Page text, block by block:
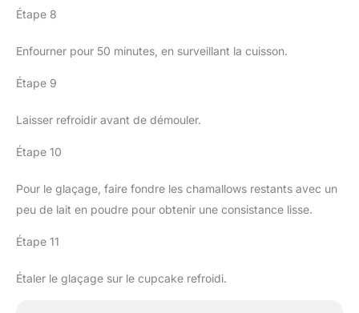
Étape 8
Enfourner pour 50 minutes, en surveillant la cuisson.
Étape 9
Laisser refroidir avant de démouler.
Étape 10
Pour le glaçage, faire fondre les chamallows restants avec un
peu de lait en poudre pour obtenir une consistance lisse.
Étape 11
Étaler le glaçage sur le cupcake refroidi.